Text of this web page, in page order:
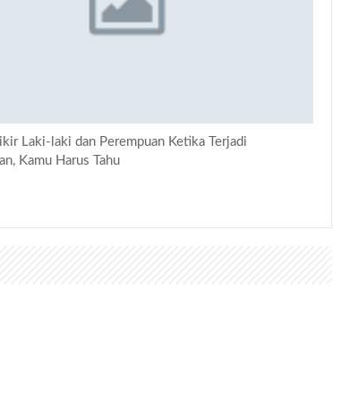
Laki-laki dan Perempuan Ketika Terjadi
Kamu Harus Tahu